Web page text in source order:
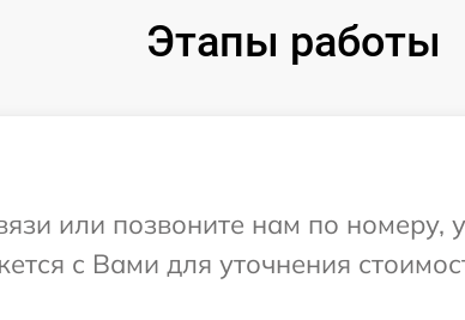
Этапы работы
или позвоните нам по номеру,
с Вами для уточнения